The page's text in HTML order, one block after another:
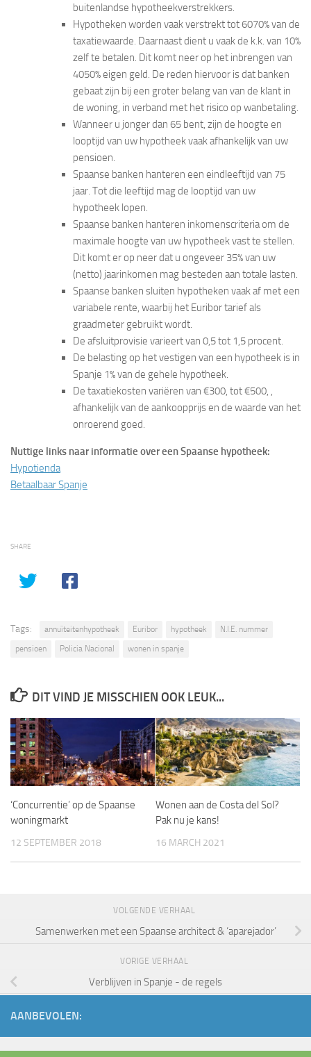
buitenlandse hypotheekverstrekkers.
Hypotheken worden vaak verstrekt tot 60­70% van de
taxatiewaarde. Daarnaast dient u vaak de k.k. van 10%
zelf te betalen. Dit komt neer op het inbrengen van
40­50% eigen geld. De reden hiervoor is dat banken
gebaat zijn bij een groter belang van van de klant in
de woning, in verband met het risico op wanbetaling.
Wanneer u jonger dan 65 bent, zijn de hoogte en
looptijd van uw hypotheek vaak afhankelijk van uw
pensioen.
Spaanse banken hanteren een eindleeftijd van 75
jaar. Tot die leeftijd mag de looptijd van uw
hypotheek lopen.
Spaanse banken hanteren inkomenscriteria om de
maximale hoogte van uw hypotheek vast te stellen.
Dit komt er op neer dat u ongeveer 35% van uw
(netto) jaarinkomen mag besteden aan totale lasten.
Spaanse banken sluiten hypotheken vaak af met een
variabele rente, waarbij het Euribor tarief als
graadmeter gebruikt wordt.
De afsluitprovisie varieert van 0,5 tot 1,5 procent.
De belasting op het vestigen van een hypotheek is in
Spanje 1% van de gehele hypotheek.
De taxatiekosten variëren van €300,­ tot €500,­ ,
afhankelijk van de aankoopprijs en de waarde van het
onroerend goed.
Nuttige links naar informatie over een Spaanse hypotheek:
Hypotienda
Betaalbaar Spanje
SHARE
Tags: annuïteitenhypotheek Euribor hypotheek
N.I.E. nummer
pensioen
Policia Nacional wonen in spanje
DIT VIND JE MISSCHIEN OOK LEUK...
‘Concurrentie’ op de Spaanse
woningmarkt
12 SEPTEMBER 2018
Wonen aan de Costa del Sol?
Pak nu je kans!
16 MARCH 2021
VOLGENDE VERHAAL
Samenwerken met een Spaanse architect & ‘aparejador’
VORIGE VERHAAL
Verblijven in Spanje ­- de regels
AANBEVOLEN: